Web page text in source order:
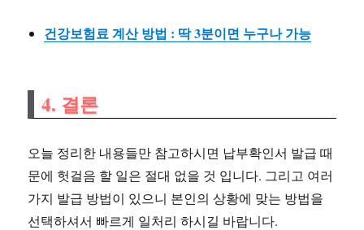
건강보험료 계산 방법 : 딱 3분이면 누구나 가능
4. 결론
오늘 정리한 내용들만 참고하시면 납부확인서 발급 때
문에 헛걸음 할 일은 절대 없을 것 입니다. 그리고 여러
가지 발급 방법이 있으니 본인의 상황에 맞는 방법을
선택하셔서 빠르게 일처리 하시길 바랍니다.